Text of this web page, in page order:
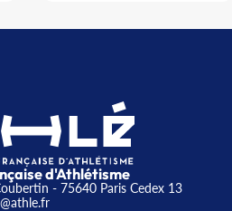
d'Athlétisme
- 75640 Paris Cedex 13